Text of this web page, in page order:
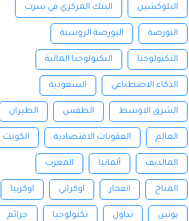
البلوكشين البنك المركزي في سرت
البورصة البورصة الروسية
التكنولوجيا التكنولوجيا المالية
الذكاء الاصطناعي السعودية
الشرق الاوسط الطقس الطيران
العالم العقوبات الاقتصادية الكويت
المالديف ألمانيا المغرب
المناخ انفجار اوكراني اوكرنيا
بوتين تداول تكنولوجيا جرائم